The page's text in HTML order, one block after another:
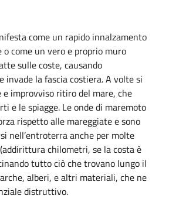
come un rapido innalzamento
come un vero e proprio muro
sulle coste, causando
invade la fascia costiera. A volte si
improvviso ritiro del mare, che
e le spiagge. Le onde di maremoto
rispetto alle mareggiate e sono
nell’entroterra anche per molte
chilometri, se la costa è
tutto ciò che trovano lungo il
alberi, e altri materiali, che ne
distruttivo.